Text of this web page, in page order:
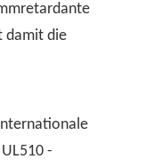
damit die
-